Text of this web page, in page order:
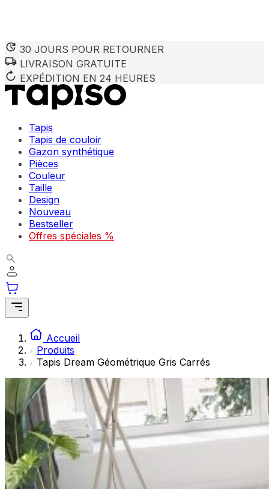
30 JOURS POUR RETOURNER
LIVRAISON GRATUITE
EXPÉDITION EN 24 HEURES
Tapis
Tapis de couloir
Gazon synthétique
Pièces
Couleur
Taille
Design
Nouveau
Bestseller
Offres spéciales %
Accueil
Produits
Tapis Dream Géométrique Gris Carrés
Nous utilisons des cookies pour personnaliser le contenu
partenaires peuvent combiner ces informations avec
utilisation de leurs services.
Les cookies indispensables sont cruciaux pour les
Les cookies liés aux préférences permettent au site de
comme votre langue préférée ou la région dans laquelle
Les cookies marketing sont utilisés pour suivre les
engageantes pour l'utilisateur individuel et, par
Les cookies non classés sont des cookies qui sont en